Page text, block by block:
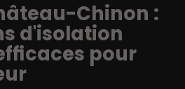
Chinon :
d'isolation
pour